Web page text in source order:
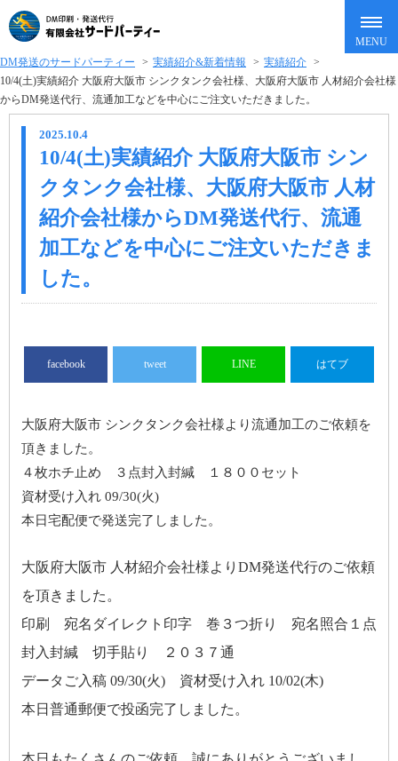
DM発送のサードパーティー > 実績紹介&新着情報 > 実績紹介 >
10/4(土)実績紹介 大阪府大阪市 シンクタンク会社様、大阪府大阪市 人材紹介会社様
からDM発送代行、流通加工などを中心にご注文いただきました。
2025.10.4
10/4(土)実績紹介 大阪府大阪市 シン
クタンク会社様、大阪府大阪市 人材
紹介会社様からDM発送代行、流通
加工などを中心にご注文いただきま
した。
facebook tweet LINE はてブ
大阪府大阪市 シンクタンク会社様より流通加工のご依頼を
頂きました。
４枚ホチ止め ３点封入封緘 １８００セット
資材受け入れ 09/30(火)
本日宅配便で発送完了しました。
大阪府大阪市 人材紹介会社様よりDM発送代行のご依頼
を頂きました。
印刷 宛名ダイレクト印字 巻３つ折り 宛名照合１点
封入封緘 切手貼り ２０３７通
データご入稿 09/30(火) 資材受け入れ 10/02(木)
本日普通郵便で投函完了しました。